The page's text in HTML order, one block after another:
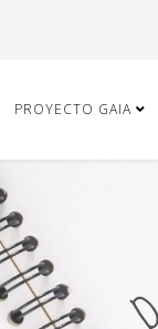
PROYECTO GAIA